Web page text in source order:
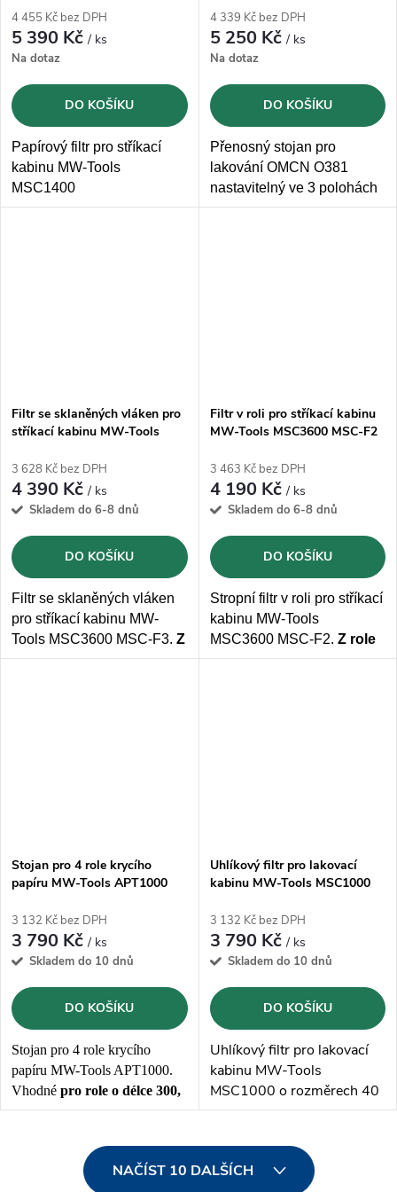
4 455 Kč bez DPH
5 390 Kč/ ks
Na dotaz
DO KOŠÍKU
Papírový filtr pro stříkací
kabinu MW-Tools
MSC1400
4 339 Kč bez DPH
5 250 Kč/ ks
Na dotaz
DO KOŠÍKU
Přenosný stojan pro
lakování OMCN O381
nastavitelný ve 3 polohách
Filtr se sklaněných vláken pro
stříkací kabinu MW-Tools
3 628 Kč bez DPH
4 390 Kč/ ks
Skladem do 6-8 dnů
DO KOŠÍKU
Filtr se sklaněných vláken
pro stříkací kabinu MW-
Tools MSC3600 MSC-F3. Z
role lze nařezat 21 filtrů.
Filtr v roli pro stříkací kabinu
MW-Tools MSC3600 MSC-F2
3 463 Kč bez DPH
4 190 Kč/ ks
Skladem do 6-8 dnů
DO KOŠÍKU
Stropní filtr v roli pro stříkací
kabinu MW-Tools
MSC3600 MSC-F2. Z role
lze nařezat 25 filtrů.
Stojan pro 4 role krycího
papíru MW-Tools APT1000
3 132 Kč bez DPH
3 790 Kč/ ks
Skladem do 10 dnů
DO KOŠÍKU
Stojan pro 4 role krycího
papíru MW-Tools APT1000.
Vhodné pro role o délce 300,
450, 600 a 1000 mms
Uhlíkový filtr pro lakovací
kabinu MW-Tools MSC1000
3 132 Kč bez DPH
3 790 Kč/ ks
Skladem do 10 dnů
DO KOŠÍKU
Uhlíkový filtr pro lakovací
kabinu MW-Tools
MSC1000 o rozměrech 40
x 565 x 46 mm.
NAČÍST 10 DALŠÍCH